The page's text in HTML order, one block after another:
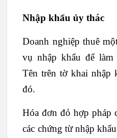
Nhập khẩu ủy thác
Doanh nghiệp thuê
vụ nhập khẩu để
Tên trên tờ khai nhập
đó.
Hóa đơn đỏ hợp pháp
các chứng từ nhập